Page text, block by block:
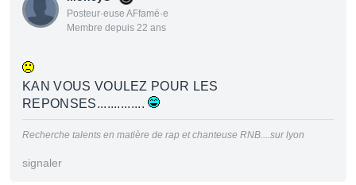
Posteur·euse AFfamé·e
Membre depuis 22 ans
KAN VOUS VOULEZ POUR LES
REPONSES..............
Recherche talents en matière de rap et chanteuse RNB....sur lyon
signaler